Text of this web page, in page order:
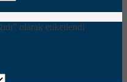
olarak etiketlendi